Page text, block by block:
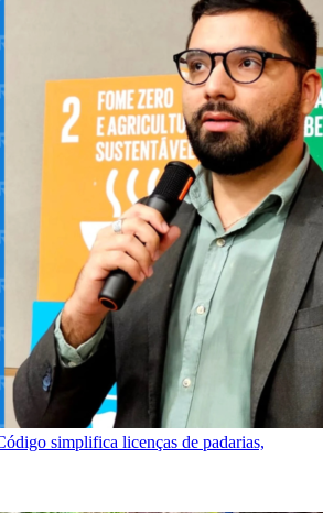
simplifica licenças de padarias,